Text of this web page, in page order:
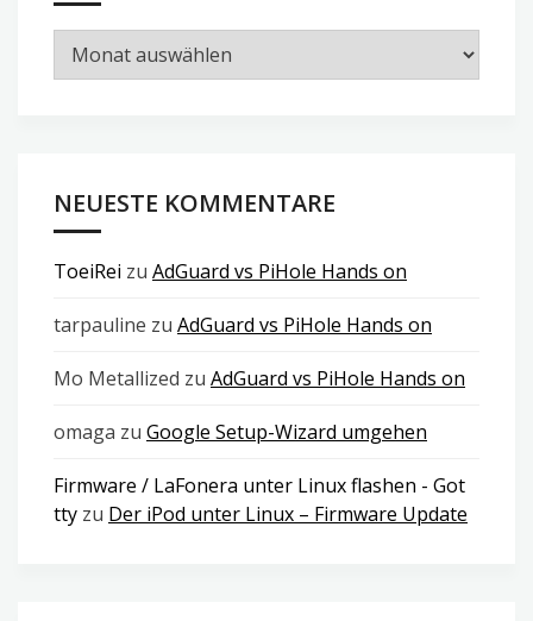
Archiv
NEUESTE KOMMENTARE
ToeiRei zu AdGuard vs PiHole Hands on
tarpauline zu AdGuard vs PiHole Hands on
Mo Metallized zu AdGuard vs PiHole Hands on
omaga zu Google Setup-Wizard umgehen
Firmware / LaFonera unter Linux flashen - Got
tty zu Der iPod unter Linux – Firmware Update